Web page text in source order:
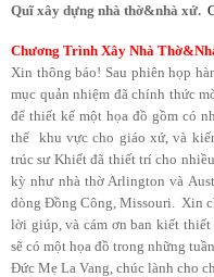
Quĩ xây dựng nhà thờ&nhà xứ.
Chương Trình Xây Nhà
Xin thông báo! Sau phiên họp
mục quản nhiệm đã chính thức
để thiết kế một họa đồ gồm có
thể khu vực cho giáo xứ, và
trúc sư Khiết đã thiết trí cho
kỳ như nhà thờ Arlington và
dòng Đồng Công, Missouri. Xin
lời giúp, và cám ơn ban kiết
sẽ có một họa đồ trong những
Đức Mẹ La Vang, chúc lành cho